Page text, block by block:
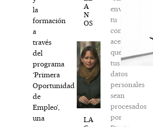
la
formación
a
través
del
programa
‘Primera
Oportunidad
de
Empleo’,
una
A
N
OS
LA
enviar
tu
comentario,
aceptas
que
tus
datos
personales
sean
procesados
por